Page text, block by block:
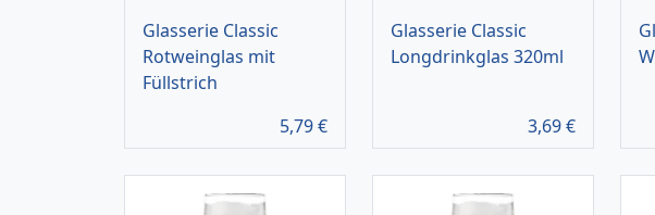
Glasserie Classic
Rotweinglas mit
Füllstrich
5,79€
Glasserie Classic
Longdrinkglas 320ml
3,69€